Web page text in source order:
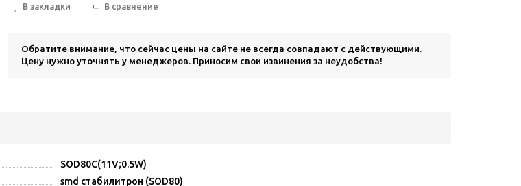
В закладки В сравнение
Обратите внимание, что сейчас цены на сайте не всегда совпадают с действующими.
Цену нужно уточнять у менеджеров. Приносим свои извинения за неудобства!
SOD80C(11V;0.5W)
smd стабилитрон (SOD80)